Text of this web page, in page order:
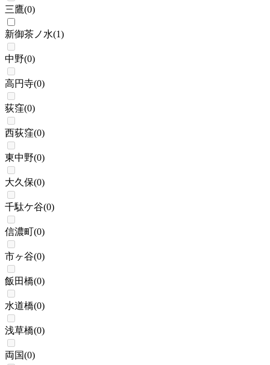
三鷹(0)
新御茶ノ水(1)
中野(0)
高円寺(0)
荻窪(0)
西荻窪(0)
東中野(0)
大久保(0)
千駄ケ谷(0)
信濃町(0)
市ヶ谷(0)
飯田橋(0)
水道橋(0)
浅草橋(0)
両国(0)